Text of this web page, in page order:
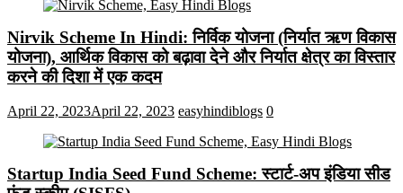
Nirvik Scheme In Hindi: निर्विक योजना (निर्यात ऋण विकास
योजना), आर्थिक विकास को बढ़ावा देने और निर्यात क्षेत्र का विस्तार
करने की दिशा में एक कदम
April 22, 2023April 22, 2023 easyhindiblogs 0
Startup India Seed Fund Scheme: स्टार्ट-अप इंडिया सीड